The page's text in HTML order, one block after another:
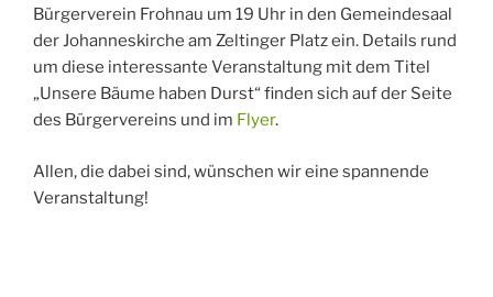
Bürgerverein Frohnau um 19 Uhr in den Gemeindesaal
der Johanneskirche am Zeltinger Platz ein. Details rund
um diese interessante Veranstaltung mit dem Titel
„Unsere Bäume haben Durst“ finden sich auf der Seite
des Bürgervereins und im Flyer.
Allen, die dabei sind, wünschen wir eine spannende
Veranstaltung!